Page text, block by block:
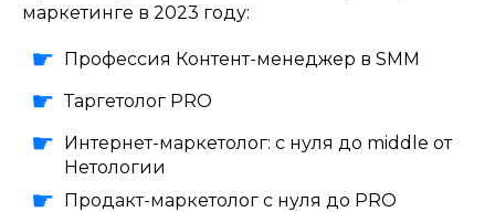
маркетинге в 2023 году:
Профессия Контент-менеджер в SMM
Таргетолог PRO
Интернет-маркетолог: с нуля до middle от
Нетологии
Продакт-маркетолог с нуля до PRO